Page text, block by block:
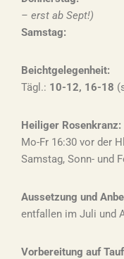
– erst ab Sept!)
Beichtgelegenheit:
Tägl.: 10-12, 16-18
Heiliger Rosenkranz:
Mo-Fr 16:30 vor der
Samstag, Sonn- und
Aussetzung und
entfallen im Juli und
Vorbereitung auf